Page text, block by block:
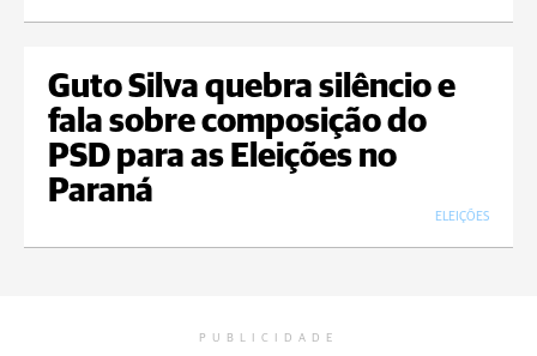
Guto Silva quebra silêncio e
fala sobre composição do
PSD para as Eleições no
Paraná
ELEIÇÕES
PUBLICIDADE